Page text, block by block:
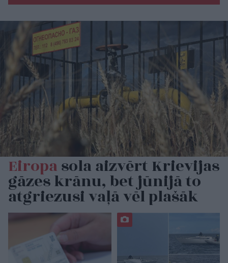
Eiropasola aizvērt Krievijas
gāzes krānu, bet jūnijā to
atgriezusi vaļā vēl plašāk